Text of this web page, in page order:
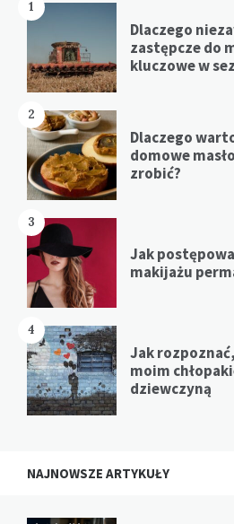
1
Dlaczego
zastępcze do
kluczowe w
2
Dlaczego
domowe
zrobić?
3
Jak
makijażu
4
Jak
moim
dziewczyną
NAJNOWSZE ARTYKUŁY